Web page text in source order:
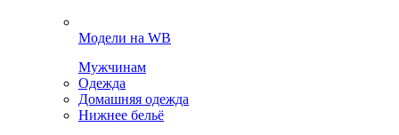
Модели на WB
Мужчинам
Одежда
Домашняя одежда
Нижнее бельё